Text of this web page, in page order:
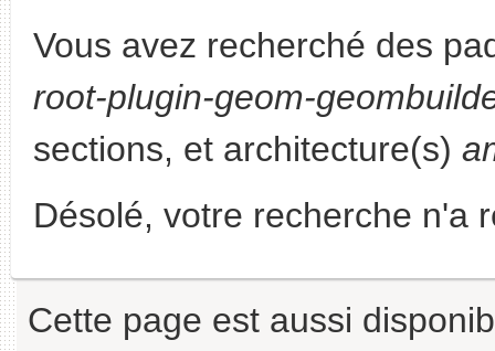
Vous avez recherché des
root-plugin-geom-
sections, et architecture(s)
Désolé, votre recherche n'a
Cette page est aussi